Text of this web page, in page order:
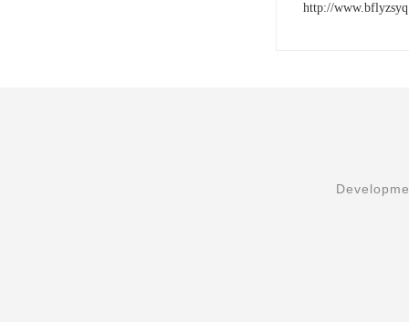
http://